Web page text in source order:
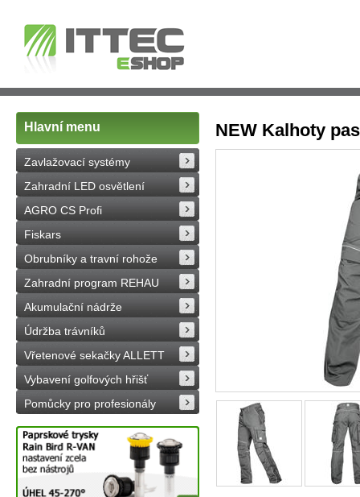
Hlavní menu
Zavlažovací systémy
Zahradní LED osvětlení
AGRO CS Profi
Fiskars
Obrubníky a travní rohože
Zahradní program REHAU
Akumulační nádrže
Údržba trávníků
Vřetenové sekačky ALLETT
Vybavení golfových hřišť
Pomůcky pro profesionály
NEW Kalhoty